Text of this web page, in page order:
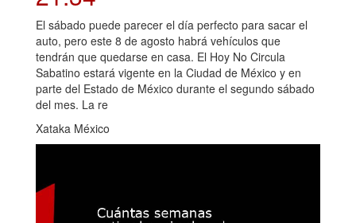
El sábado puede parecer el día perfecto para sacar el
auto, pero este 8 de agosto habrá vehículos que
tendrán que quedarse en casa. El Hoy No Circula
Sabatino estará vigente en la Ciudad de México y en
parte del Estado de México durante el segundo sábado
del mes. La re
Xataka México